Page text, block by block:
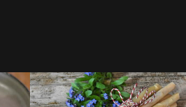
Notre cuisine asperges
asperges-a-la-flamande
asperges-blanches